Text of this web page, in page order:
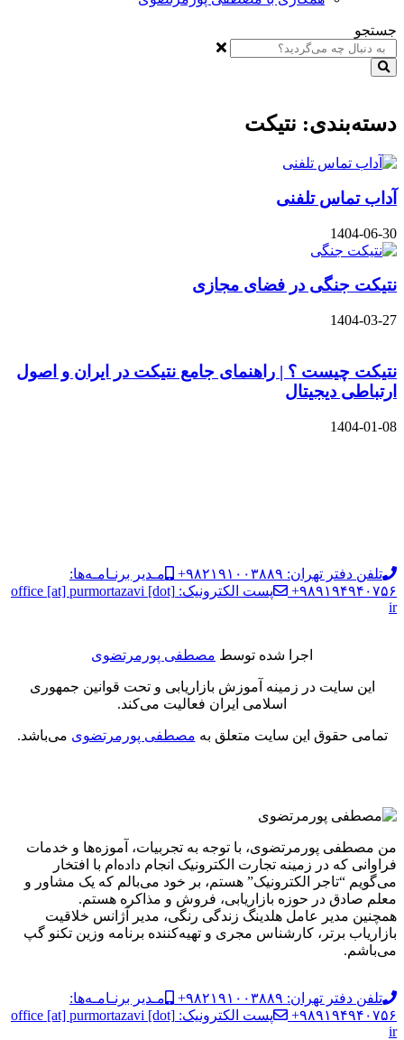
جستجو
دسته‌بندی: نتیکت
آداب تماس تلفنی
1404-06-30
نتیکت جنگی در فضای مجازی
1404-03-27
نتیکت چیست ؟ | راهنمای جامع نتیکت در ایران و اصول
ارتباطی دیجیتال
1404-01-08
تلفن دفتر تهران: ۹۸۲۱۹۱۰۰۳۸۸۹+
مـدیر برنـامـه‌ها:
۹۸۹۱۹۴۹۴۰۷۵۶+
پست الکترونیک: office [at] purmortazavi [dot]
ir
اجرا شده توسط مصطفی پورمرتضوی
این سایت در زمینه آموزش بازاریابی و تحت قوانین جمهوری
اسلامی ایران فعالیت می‌کند.
تمامی حقوق این سایت متعلق به مصطفی پورمرتضوی می‌باشد.
من مصطفی پورمرتضوی، با توجه به تجربیات، آموزه‌ها و خدمات
فراوانی که در زمینه تجارت الکترونیک انجام داده‌ام با افتخار
می‌گویم “تاجر الکترونیک” هستم، بر خود می‌بالم که یک مشاور و
معلم صادق در حوزه بازاریابی، فروش و مذاکره هستم.
همچنین مدیر عامل هلدینگ زندگی رنگی، مدیر آژانس خلاقیت
بازاریاب برتر، کارشناس مجری و تهیه‌کننده برنامه وزین تکنو گپ
می‌باشم.
تلفن دفتر تهران: ۹۸۲۱۹۱۰۰۳۸۸۹+
مـدیر برنـامـه‌ها:
۹۸۹۱۹۴۹۴۰۷۵۶+
پست الکترونیک: office [at] purmortazavi [dot]
ir